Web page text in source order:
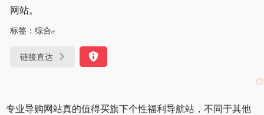
网站。
标签： 综合
链接直达
专业导购网站真的值得买旗下个性福利导航站，不同于其他